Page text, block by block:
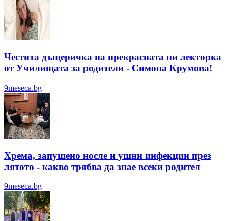
Честита дъщеричка на прекрасната ни лекторка
от Училищата за родители - Симона Крумова!
9meseca.bg
Хрема, запушено носле и ушни инфекции през
лятотo - какво трябва да знае всеки родител
9meseca.bg